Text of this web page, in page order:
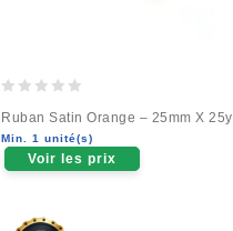
out
of
5
Ruban Satin Orange – 25mm X 25y
Min. 1 unité(s)
Voir les prix